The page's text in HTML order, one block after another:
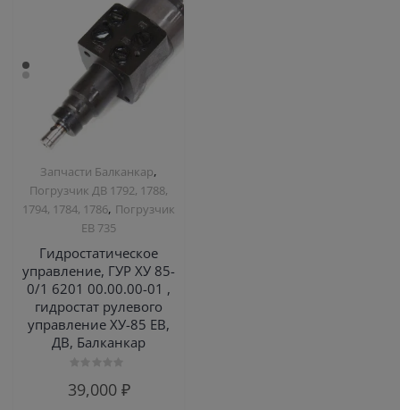
Запчасти Балканкар,
Погрузчик ДВ 1792, 1788,
1794, 1784, 1786, Погрузчик
ЕВ 735
Гидростатическое
управление, ГУР ХУ 85-
0/1 6201 00.00.00-01 ,
гидростат рулевого
управление ХУ-85 ЕВ,
ДВ, Балканкар
0
39,000 ₽